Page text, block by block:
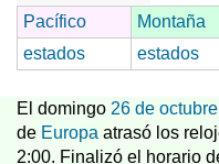
Pacífico Montaña
estados
estados
El domingo 26 de
de Europa atrasó los
2:00. Finalizó el horario